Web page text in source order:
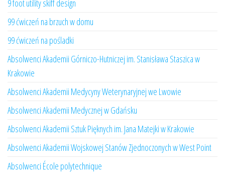
9 foot utility skiff design
99 ćwiczeń na brzuch w domu
99 ćwiczeń na pośladki
Absolwenci Akademii Górniczo-Hutniczej im. Stanisława Staszica w
Krakowie
Absolwenci Akademii Medycyny Weterynaryjnej we Lwowie
Absolwenci Akademii Medycznej w Gdańsku
Absolwenci Akademii Sztuk Pięknych im. Jana Matejki w Krakowie
Absolwenci Akademii Wojskowej Stanów Zjednoczonych w West Point
Absolwenci École polytechnique